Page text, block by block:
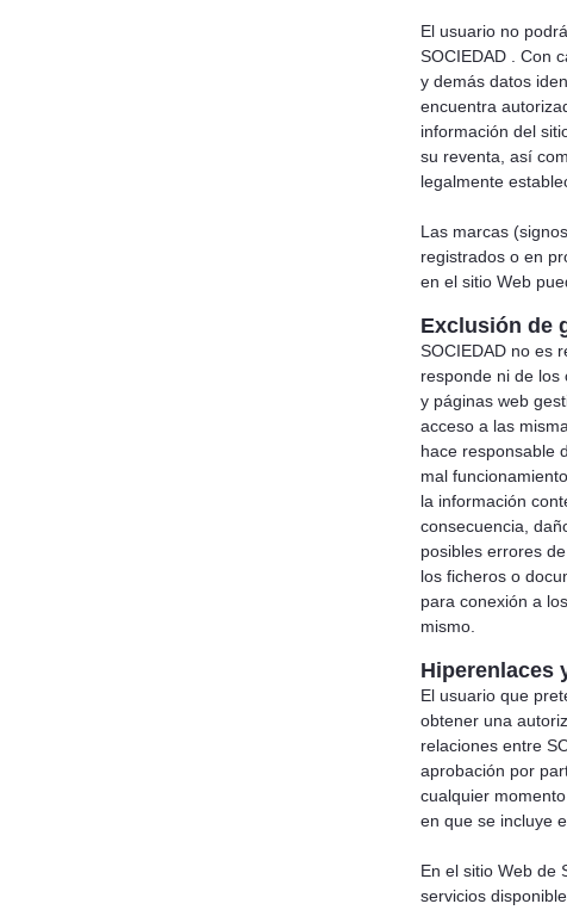
El usuario no
SOCIEDAD . Con
y demás datos
encuentra
información del
su reventa, así
legalmente
Las marcas
registrados o en
en el sitio Web
Exclusión de
SOCIEDAD no es
responde ni de los
y páginas web
acceso a las
hace responsable
mal
la información
consecuencia,
posibles errores
los ficheros o
para conexión a
mismo.
Hiperenlaces
El usuario que
obtener una
relaciones entre
aprobación por
cualquier
en que se incluye
En el sitio Web de
servicios